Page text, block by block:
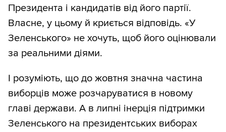
Президента і кандидатів від його партії.
Власне, у цьому й криється відповідь. «У
Зеленського» не хочуть, щоб його оцінювали
за реальними діями.
І розуміють, що до жовтня значна частина
виборців може розчаруватися в новому
главі держави. А в липні інерція підтримки
Зеленського на президентських виборах